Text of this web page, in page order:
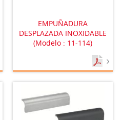
EMPUÑADURA
DESPLAZADA INOXIDABLE
(Modelo : 11-114)